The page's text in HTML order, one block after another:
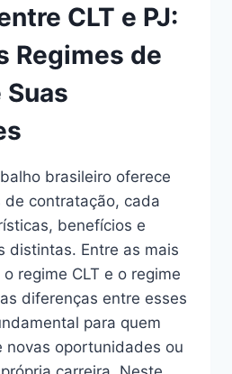
CLT e PJ:
Regimes de
Suas
brasileiro oferece
contratação, cada
benefícios e
distintas. Entre as mais
regime CLT e o regime
diferenças entre esses
para quem
novas oportunidades ou